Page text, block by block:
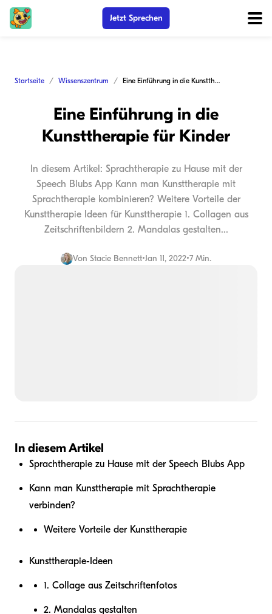
Jetzt Sprechen
Startseite Wissenszentrum Eine Einführung in die Kunsttherapie für Kinder
Eine Einführung in die
Kunsttherapie für Kinder
In diesem Artikel: Sprachtherapie zu Hause mit der
Speech Blubs App Kann man Kunsttherapie mit
Sprachtherapie kombinieren? Weitere Vorteile der
Kunsttherapie Ideen für Kunsttherapie 1. Collagen aus
Zeitschriftenbildern 2. Mandalas gestalten...
Von Stacie Bennett•Jan 11, 2022•7 Min.
In diesem Artikel
Sprachtherapie zu Hause mit der Speech Blubs App
Kann man Kunsttherapie mit Sprachtherapie
verbinden?
Weitere Vorteile der Kunsttherapie
Kunsttherapie-Ideen
1. Collage aus Zeitschriftenfotos
2. Mandalas gestalten